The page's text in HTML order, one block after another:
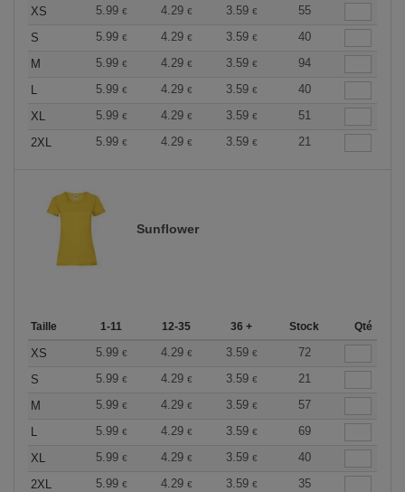
XS 5.99 € 4.29 € 3.59 €
55
S
5.99 € 4.29 € 3.59 €
40
M
5.99 € 4.29 € 3.59 €
94
L
5.99 € 4.29 € 3.59 €
40
XL
5.99 € 4.29 € 3.59 €
51
2XL
5.99 € 4.29 € 3.59 € 21
Sunflower
Taille 1-11 12-35 36 + Stock Qté
XS 5.99 € 4.29 € 3.59 €
72
S
5.99 € 4.29 € 3.59 €
21
M
5.99 € 4.29 € 3.59 €
57
L
5.99 € 4.29 € 3.59 €
69
XL
5.99 € 4.29 € 3.59 €
40
2XL
5.99 € 4.29 € 3.59 € 35